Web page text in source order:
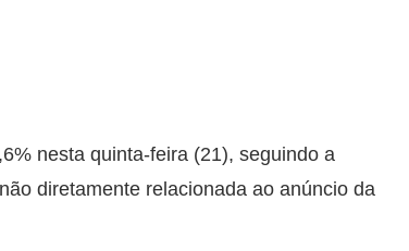
nesta quinta-feira (21), seguindo a
diretamente relacionada ao anúncio da